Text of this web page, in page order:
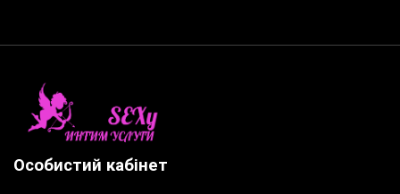
Особистий кабінет